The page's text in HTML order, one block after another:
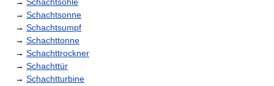
→ Schachtsonne
→ Schachtsumpf
→ Schachttonne
→ Schachttrockner
→ Schachttür
→ Schachtturbine